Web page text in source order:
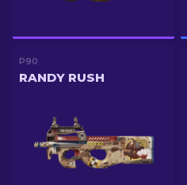
P90
RANDY RUSH